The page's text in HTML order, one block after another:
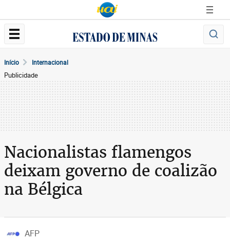
Início Internacional
Publicidade
Nacionalistas flamengos
deixam governo de coalizão
na Bélgica
AFP